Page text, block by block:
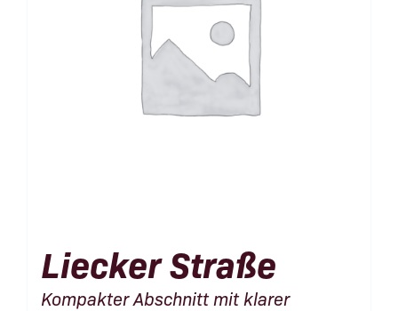
Liecker Straße
Kompakter Abschnitt mit klarer